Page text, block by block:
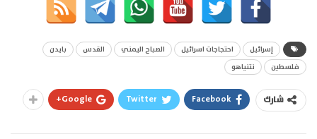
إسرائيل احتجاجات اسرائيل الصباح اليمني القدس
بايدن
فلسطين
نتنياهو
شارك Facebook
Twitter
Google+